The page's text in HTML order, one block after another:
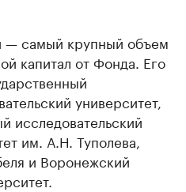
— самый крупный объем
капитал от Фонда. Его
университет,
исследовательский
им. А.Н. Туполева,
и Воронежский